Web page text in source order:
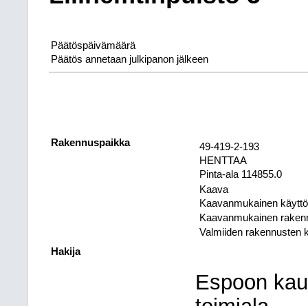
Päätöspäivämäärä
Päätös annetaan julkipanon jälkeen
Rakennuspaikka
49-419-2-193
HENTTAA
Pinta-ala 114855.0
Kaava
Kaavanmukainen
Kaavanmukainen
Valmiiden rakennusten
Hakija
Espoon